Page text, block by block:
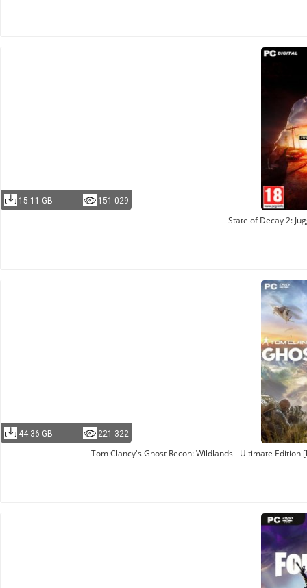
15.11 GB 151 029
State of Decay 2:
44.36 GB 221 322
Tom Clancy's Ghost Recon: Wildlands - Ultimate Edition